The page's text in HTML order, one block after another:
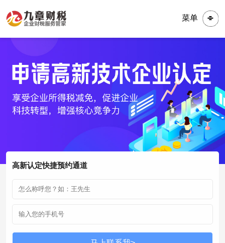
菜单
高新认定快捷预约通道